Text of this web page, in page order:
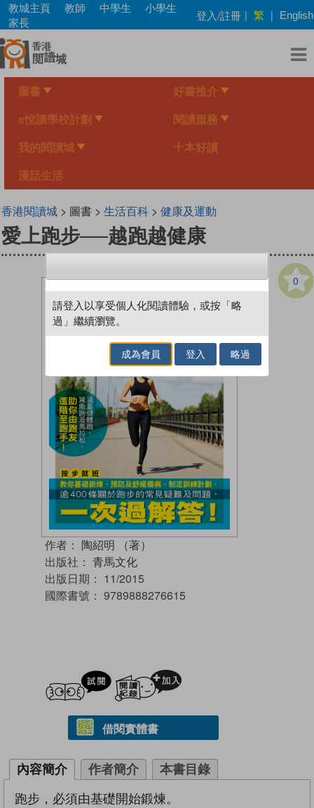
Skip
main
content
教城主頁 教師 中學生
小學生
家長
登入/註冊 | 繁 | English
圖書 好書推介
e悅讀學校計劃 閱讀服務
我的閱讀城 十本好讀
漫話生活
香港閱讀城> 圖書 > 生活百科> 健康及運動
愛上跑步──越跑越健康
0
作者： 陶紹明 （著）
出版社： 青馬文化
出版日期： 11/2015
國際書號： 9789888276615
試閲
借閱實體書
內容簡介 作者簡介 本書目錄
跑步，必須由基礎開始鍛煉。
請登入以享受個人化閱讀體驗，或按「略
過」繼續瀏覽。
成為會員 登入 略過